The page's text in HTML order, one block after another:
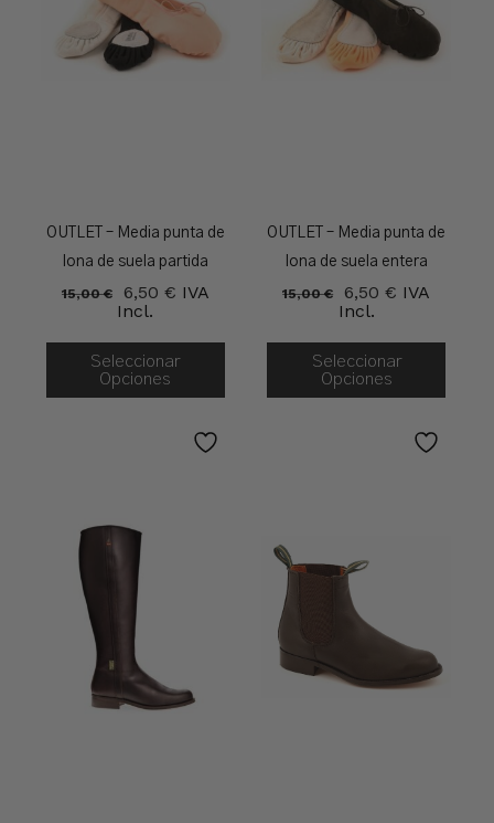
OUTLET – Media punta de
lona de suela partida
15,00€
El
Precio
Era:
15,00 €.
6,50 €El
Es:
6,50 €.
IVA
Incl.
Seleccionar
Opciones
OUTLET – Media punta de
lona de suela entera
15,00€
El
Precio
Era:
15,00 €.
6,50€ El
Es:
6,50 €.
IVA
Incl.
Seleccionar
Opciones